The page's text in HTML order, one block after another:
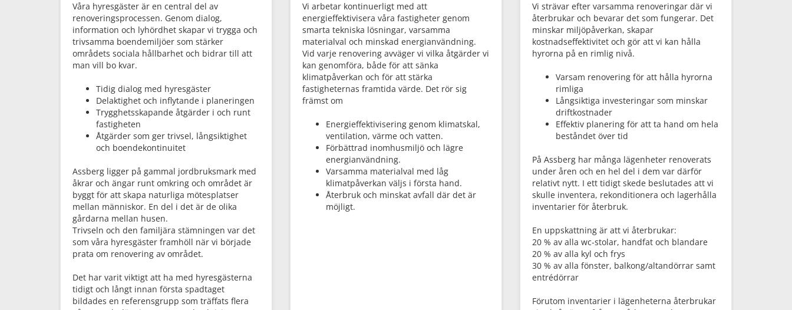
Våra hyresgäster är en central del av
renoveringsprocessen. Genom dialog,
information och lyhördhet skapar vi trygga och
trivsamma boendemiljöer som stärker
områdets sociala hållbarhet och bidrar till att
man vill bo kvar.
Tidig dialog med hyresgäster
Delaktighet och inflytande i planeringen
Trygghetsskapande åtgärder i och runt
fastigheten
Åtgärder som ger trivsel, långsiktighet
och boendekontinuitet
Assberg ligger på gammal jordbruksmark med
åkrar och ängar runt omkring och området är
byggt för att skapa naturliga mötesplatser
mellan människor. En del i det är de olika
gårdarna mellan husen.
Trivseln och den familjära stämningen var det
som våra hyresgäster framhöll när vi började
prata om renovering av området.
Det har varit viktigt att ha med hyresgästerna
tidigt och långt innan första spadtaget
bildades en referensgrupp som träffats flera
Vi arbetar kontinuerligt med att
energieffektivisera våra fastigheter genom
smarta tekniska lösningar, varsamma
materialval och minskad energianvändning.
Vid varje renovering avväger vi vilka åtgärder vi
kan genomföra, både för att sänka
klimatpåverkan och för att stärka
fastigheternas framtida värde. Det rör sig
främst om
Energieffektivisering genom klimatskal,
ventilation, värme och vatten.
Förbättrad inomhusmiljö och lägre
energianvändning.
Varsamma materialval med låg
klimatpåverkan väljs i första hand.
Återbruk och minskat avfall där det är
möjligt.
Vi strävar efter varsamma renoveringar där vi
återbrukar och bevarar det som fungerar. Det
minskar miljöpåverkan, skapar
kostnadseffektivitet och gör att vi kan hålla
hyrorna på en rimlig nivå.
Varsam renovering för att hålla hyrorna
rimliga
Långsiktiga investeringar som minskar
driftkostnader
Effektiv planering för att ta hand om hela
beståndet över tid
På Assberg har många lägenheter renoverats
under åren och en hel del i dem var därför
relativt nytt. I ett tidigt skede beslutades att vi
skulle inventera, rekonditionera och lagerhålla
inventarier för återbruk.
En uppskattning är att vi återbrukar:
20 % av alla wc-stolar, handfat och blandare
20 % av alla kyl och frys
30 % av alla fönster, balkong/altandörrar samt
entrédörrar
Förutom inventarier i lägenheterna återbrukar